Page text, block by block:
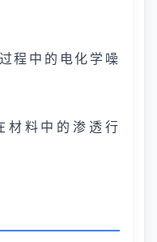
程中的电化学噪
材料中的渗透行